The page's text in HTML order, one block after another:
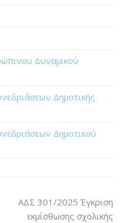
Δυναμικού
Δημοτικής
Δημοτικού
ΑΔΣ 301/2025 Έγκριση
εκμίσθωσης σχολικής